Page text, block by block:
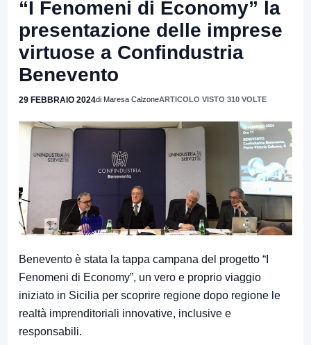
“I Fenomeni di Economy” la
presentazione delle imprese
virtuose a Confindustria
Benevento
29 FEBBRAIO 2024di Maresa CalzoneARTICOLO VISTO 310 VOLTE
Benevento è stata la tappa campana del progetto “I
Fenomeni di Economy”, un vero e proprio viaggio
iniziato in Sicilia per scoprire regione dopo regione le
realtà imprenditoriali innovative, inclusive e
responsabili.